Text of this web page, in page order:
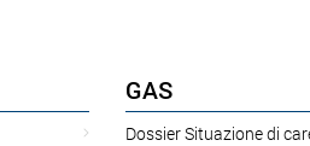
GAS
Dossier Situazione di